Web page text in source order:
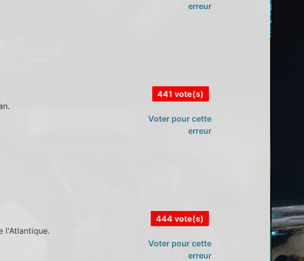
erreur
441 vote(s)
Voter pour cette
erreur
l'Atlantique.
444 vote(s)
Voter pour cette
erreur